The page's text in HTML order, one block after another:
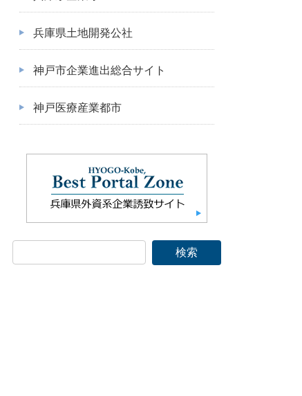
兵庫県土地開発公社
神戸市企業進出総合サイト
神戸医療産業都市